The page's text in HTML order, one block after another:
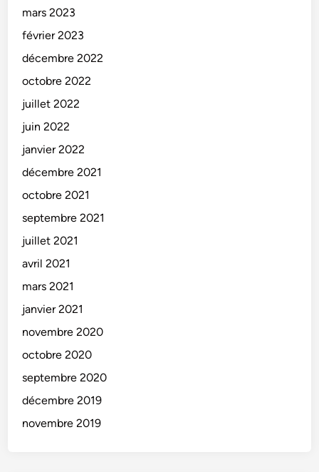
mars 2023
février 2023
décembre 2022
octobre 2022
juillet 2022
juin 2022
janvier 2022
décembre 2021
octobre 2021
septembre 2021
juillet 2021
avril 2021
mars 2021
janvier 2021
novembre 2020
octobre 2020
septembre 2020
décembre 2019
novembre 2019